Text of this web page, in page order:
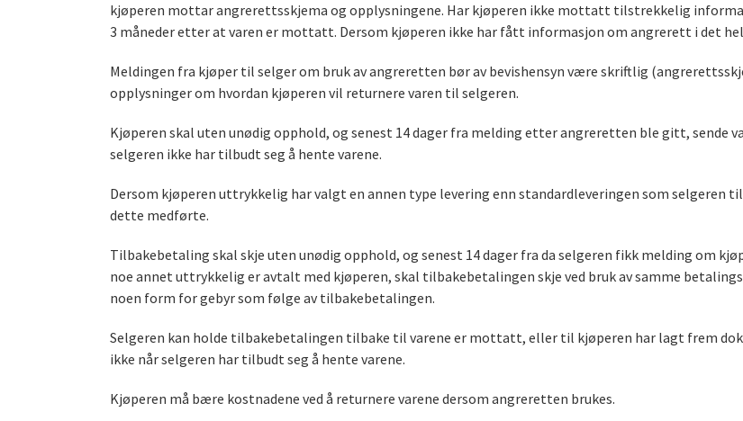
kjøperen mottar angrerettsskjema og opplysningene. Har kjøperen ikke mottatt tilstrekkelig
3 måneder etter at varen er mottatt. Dersom kjøperen ikke har fått informasjon om angrerett i det
Meldingen fra kjøper til selger om bruk av angreretten bør av bevishensyn være skriftlig
opplysninger om hvordan kjøperen vil returnere varen til selgeren.
Kjøperen skal uten unødig opphold, og senest 14 dager fra melding etter angreretten ble gitt, sende
selgeren ikke har tilbudt seg å hente varene.
Dersom kjøperen uttrykkelig har valgt en annen type levering enn standardleveringen som selgeren
dette medførte.
Tilbakebetaling skal skje uten unødig opphold, og senest 14 dager fra da selgeren fikk melding om
noe annet uttrykkelig er avtalt med kjøperen, skal tilbakebetalingen skje ved bruk av samme
noen form for gebyr som følge av tilbakebetalingen.
Selgeren kan holde tilbakebetalingen tilbake til varene er mottatt, eller til kjøperen har lagt frem
ikke når selgeren har tilbudt seg å hente varene.
Kjøperen må bære kostnadene ved å returnere varene dersom angreretten brukes.